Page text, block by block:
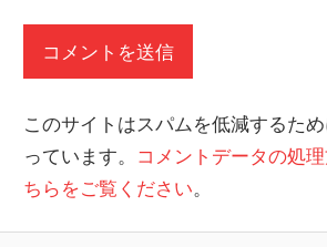
このサイトはスパムを低減するた
っています。 コメントデータの処
ちらをご覧ください。